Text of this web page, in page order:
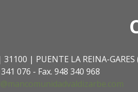
| PUENTE LA REINA-
076 - Fax. 948 340 968